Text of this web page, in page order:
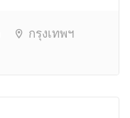
กรุงเทพฯ